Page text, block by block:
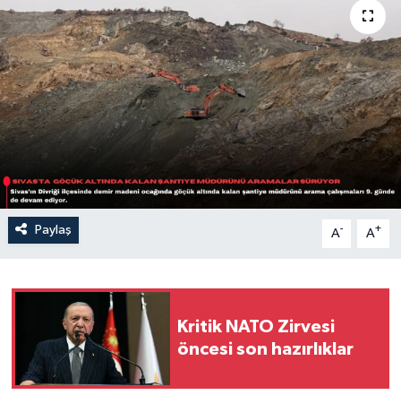
Paylaş A- A+
Kritik NATO Zirvesi
öncesi son hazırlıklar
Siyaset
Spor
Türkiye